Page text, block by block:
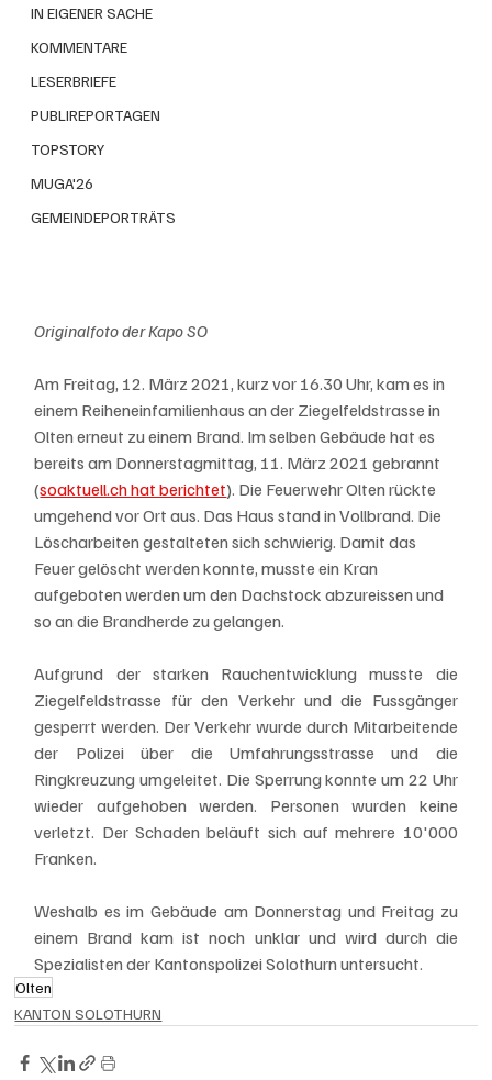
IN EIGENER SACHE
KOMMENTARE
LESERBRIEFE
PUBLIREPORTAGEN
TOPSTORY
MUGA'26
GEMEINDEPORTRÄTS
Originalfoto der Kapo SO
Am Freitag, 12. März 2021, kurz vor 16.30 Uhr, kam es in
einem Reiheneinfamilienhaus an der Ziegelfeldstrasse in
Olten erneut zu einem Brand. Im selben Gebäude hat es
bereits am Donnerstagmittag, 11. März 2021 gebrannt
(soaktuell.ch hat berichtet). Die Feuerwehr Olten rückte
umgehend vor Ort aus. Das Haus stand in Vollbrand. Die
Löscharbeiten gestalteten sich schwierig. Damit das
Feuer gelöscht werden konnte, musste ein Kran
aufgeboten werden um den Dachstock abzureissen und
so an die Brandherde zu gelangen.
Aufgrund der starken Rauchentwicklung musste die
Ziegelfeldstrasse für den Verkehr und die Fussgänger
gesperrt werden. Der Verkehr wurde durch Mitarbeitende
der Polizei über die Umfahrungsstrasse und die
Ringkreuzung umgeleitet. Die Sperrung konnte um 22 Uhr
wieder aufgehoben werden. Personen wurden keine
verletzt. Der Schaden beläuft sich auf mehrere 10'000
Franken.
Weshalb es im Gebäude am Donnerstag und Freitag zu
einem Brand kam ist noch unklar und wird durch die
Spezialisten der Kantonspolizei Solothurn untersucht.
Olten
KANTON SOLOTHURN